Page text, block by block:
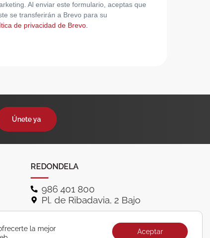
Al enviar este formulario, aceptas que
se transferirán a Brevo para su
de privacidad de Brevo.
Únete ya
REDONDELA
986 401 800
Pl. de Ribadavia, 2 Bajo
la mejor
Aceptar